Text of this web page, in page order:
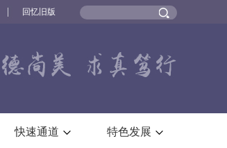
回忆旧版
快速通道 特色发展